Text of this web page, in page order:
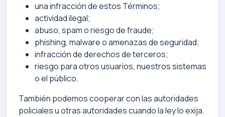
una infracción de estos Términos;
actividad ilegal;
abuso, spam o riesgo de fraude;
phishing, malware o amenazas de seguridad;
infracción de derechos de terceros;
riesgo para otros usuarios, nuestros sistemas
o el público.
También podemos cooperar con las autoridades
policiales u otras autoridades cuando la ley lo exija.